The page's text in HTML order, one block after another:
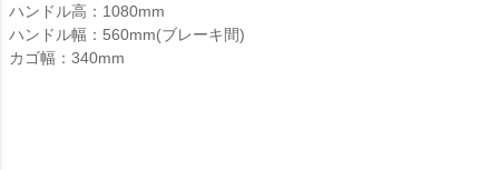
ハンドル高：1080mm
ハンドル幅：560mm(ブレーキ間)
カゴ幅：340mm